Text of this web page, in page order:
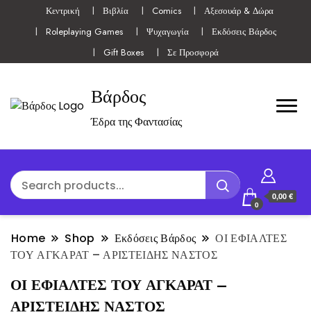
Κεντρική Βιβλία Comics
Αξεσουάρ & Δώρα
Roleplaying Games
Ψυχαγωγία
Εκδόσεις Βάρδος
Gift Boxes
Σε Προσφορά
Βάρδος
Έδρα της Φαντασίας
0
0,00 €
Home Shop Εκδόσεις Βάρδος
ΟΙ ΕΦΙΑΛΤΕΣ
ΤΟΥ ΑΓΚΑΡΑΤ – ΑΡΙΣΤΕΙΔΗΣ ΝΑΣΤΟΣ
ΟΙ ΕΦΙΑΛΤΕΣ ΤΟΥ ΑΓΚΑΡΑΤ –
ΑΡΙΣΤΕΙΔΗΣ ΝΑΣΤΟΣ